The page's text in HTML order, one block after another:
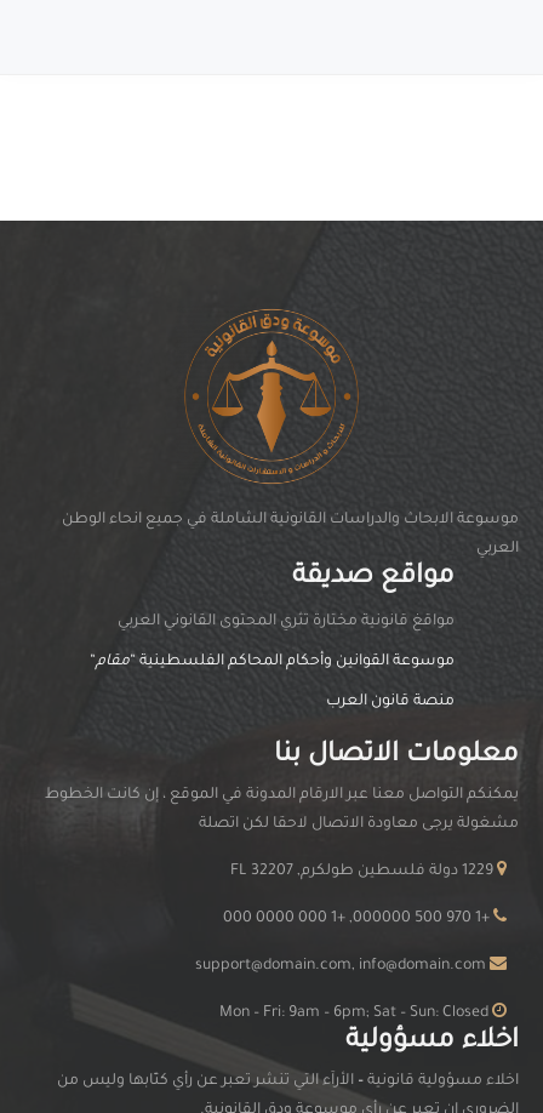
موسوعة الابحاث والدراسات القانونية الشاملة في جميع انحاء الوطن
العربي
مواقع صديقة
مواقغ قانونية مختارة تثري المحتوى القانوني العربي
موسوعة القوانين وأحكام المحاكم الفلسطينية “مقام“
منصة قانون العرب
معلومات الاتصال بنا
يمكنكم التواصل معنا عبر الارقام المدونة في الموقع ، إن كانت الخطوط
مشغولة يرجى معاودة الاتصال لاحقا لكن اتصلة
+1 970 500 000000, +1 000 0000 000
اخلاء مسؤولية
اخلاء مسؤولية قانونية – الأرآء التي تنشر تعبر عن رأي كتّابها وليس من